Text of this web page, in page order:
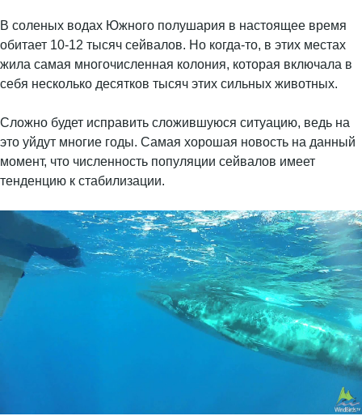
В соленых водах Южного полушария в настоящее время
обитает 10-12 тысяч сейвалов. Но когда-то, в этих местах
жила самая многочисленная колония, которая включала в
себя несколько десятков тысяч этих сильных животных.
Сложно будет исправить сложившуюся ситуацию, ведь на
это уйдут многие годы. Самая хорошая новость на данный
момент, что численность популяции сейвалов имеет
тенденцию к стабилизации.